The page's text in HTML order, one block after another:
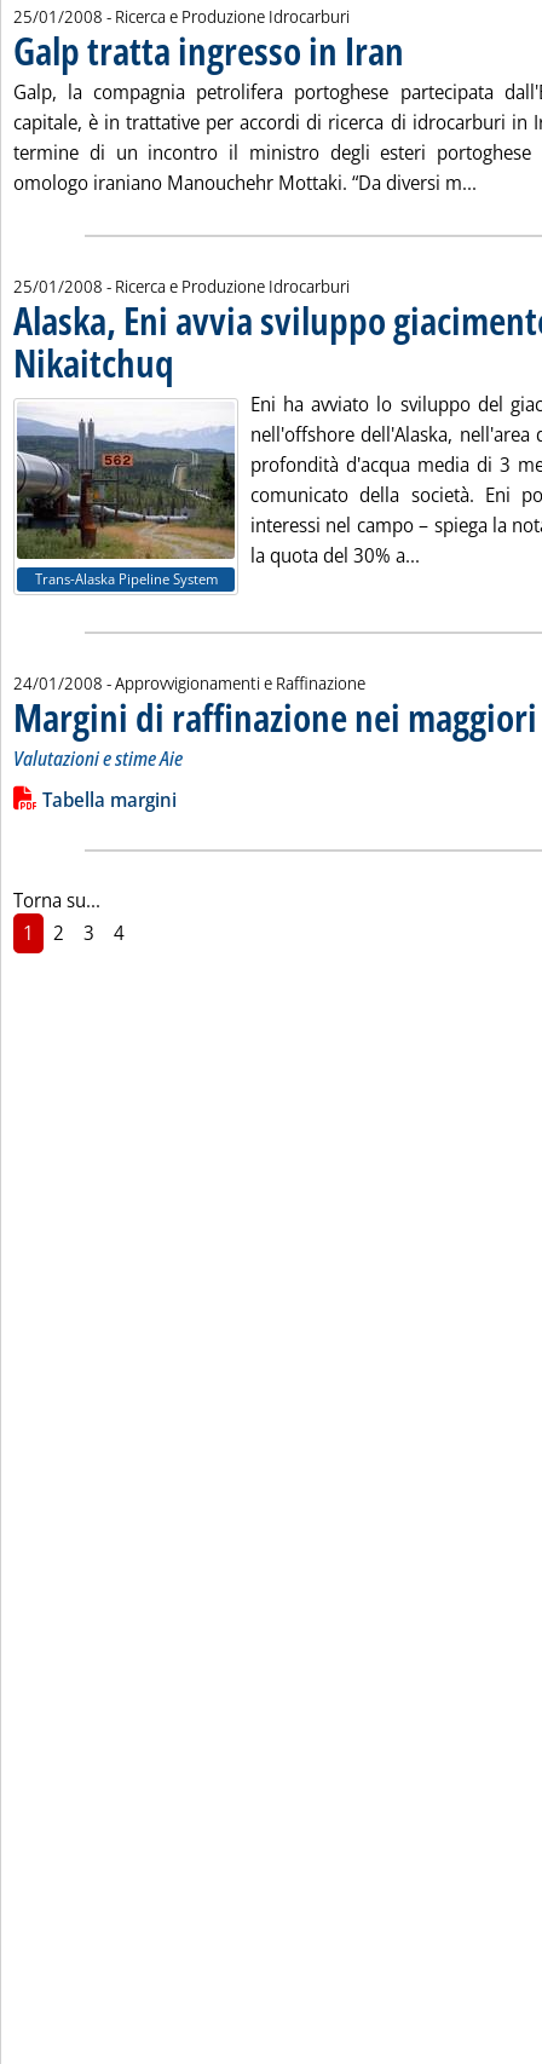
25/01/2008 - Ricerca e Produzione Idrocarburi
Galp tratta ingresso in Iran
Galp, la compagnia petrolifera portoghese partecipata
capitale, è in trattative per accordi di ricerca di idrocarburi in
termine di un incontro il ministro degli esteri
omologo iraniano Manouchehr Mottaki. “Da diversi m...
25/01/2008 - Ricerca e Produzione Idrocarburi
Alaska, Eni avvia sviluppo
Nikaitchuq . Pubblicata venerdì 25 gennaio 2008 alle 11.48.
Trans-Alaska Pipeline System
Eni ha avviato lo sviluppo del
nell'offshore dell'Alaska, nell'area
profondità d'acqua media di 3
comunicato della società. Eni
interessi nel campo – spiega la
la quota del 30% a...
24/01/2008 - Approvvigionamenti e Raffinazione
Margini di raffinazione nei
Valutazioni e stime Aie
Leggi tutta la notizia: 'Margini di raffinazione nei maggiori
Lista allegati PDF alla notizia
Tabella margini
Torna su...
1
2 3 4